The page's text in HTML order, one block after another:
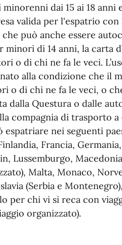
dai 15 ai 18
valida per l'espatrio
può anche essere
di 14 anni, la carta
o di chi ne fa le veci.
alla condizione che il
o di chi ne fa le veci, o
dalla Questura o dalle
compagnia di trasporto
nei seguenti
Francia,
Lussemburgo,
Malta, Monaco,
(Serbia e
per chi vi si reca con
organizzato).